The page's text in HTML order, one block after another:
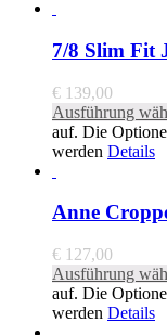
7/8 Slim Fit
€ 139,00
Ausführung
auf. Die
werden Details
Anne
€ 127,00
Ausführung
auf. Die
werden Details